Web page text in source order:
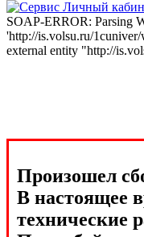
SOAP-ERROR: Parsing
'http://is.volsu.ru/
external entity "http://
Произошел
В настоящее
технические